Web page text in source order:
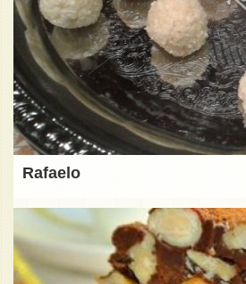
Rafaelo